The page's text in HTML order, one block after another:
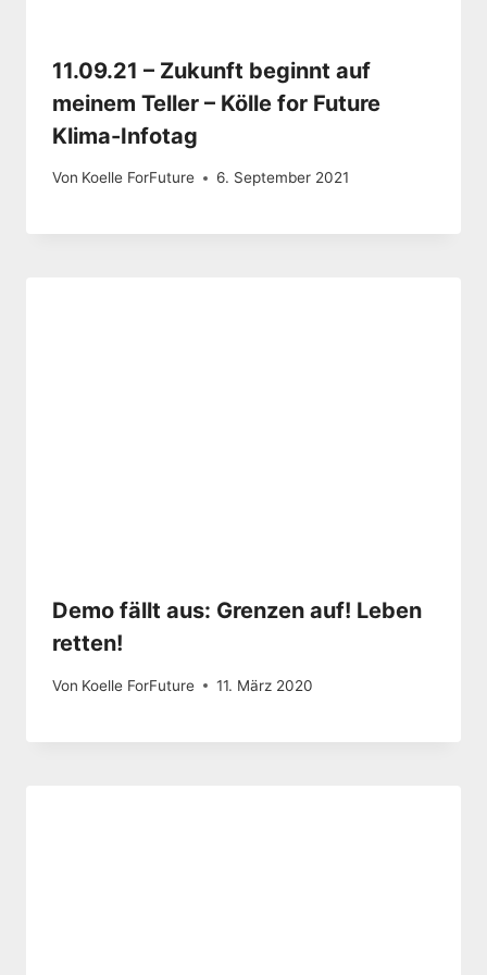
11.09.21 – Zukunft beginnt auf
meinem Teller – Kölle for Future
Klima-Infotag
Von Koelle ForFuture 6. September 2021
Demo fällt aus: Grenzen auf! Leben
retten!
Von Koelle ForFuture 11. März 2020